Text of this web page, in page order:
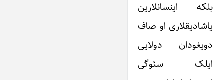
بلکه اینسانلارین
یاشادیقلاری او صاف
دویغودان دولایی
ایلک سئوگی